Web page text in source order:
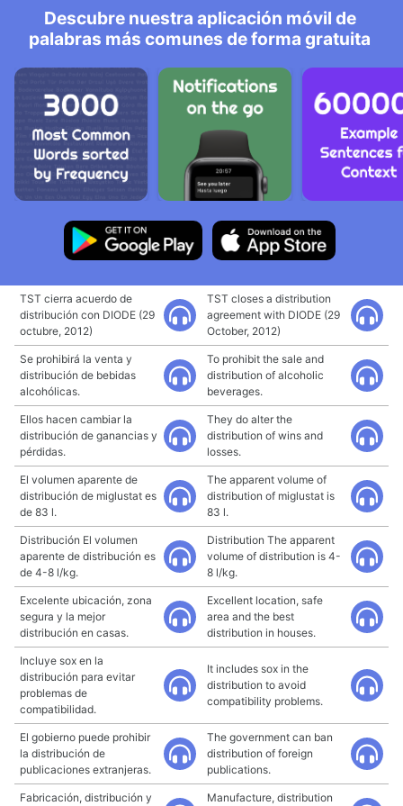
Descubre nuestra aplicación móvil de
palabras más comunes de forma gratuita
TST cierra acuerdo de
distribución con DIODE (29
octubre, 2012)
TST closes a distribution
agreement with DIODE (29
October, 2012)
Se prohibirá la venta y
distribución de bebidas
alcohólicas.
To prohibit the sale and
distribution of alcoholic
beverages.
Ellos hacen cambiar la
distribución de ganancias y
pérdidas.
They do alter the
distribution of wins and
losses.
El volumen aparente de
distribución de miglustat es
de 83 l.
The apparent volume of
distribution of miglustat is
83 l.
Distribución El volumen
aparente de distribución es
de 4-8 l/kg.
Distribution The apparent
volume of distribution is 4-
8 l/kg.
Excelente ubicación, zona
segura y la mejor
distribución en casas.
Excellent location, safe
area and the best
distribution in houses.
Incluye sox en la
distribución para evitar
problemas de
compatibilidad.
It includes sox in the
distribution to avoid
compatibility problems.
El gobierno puede prohibir
la distribución de
publicaciones extranjeras.
The government can ban
distribution of foreign
publications.
Fabricación, distribución y
Manufacture, distribution